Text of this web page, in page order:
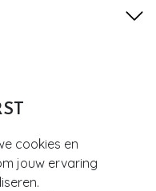
cookies en
jouw ervaring